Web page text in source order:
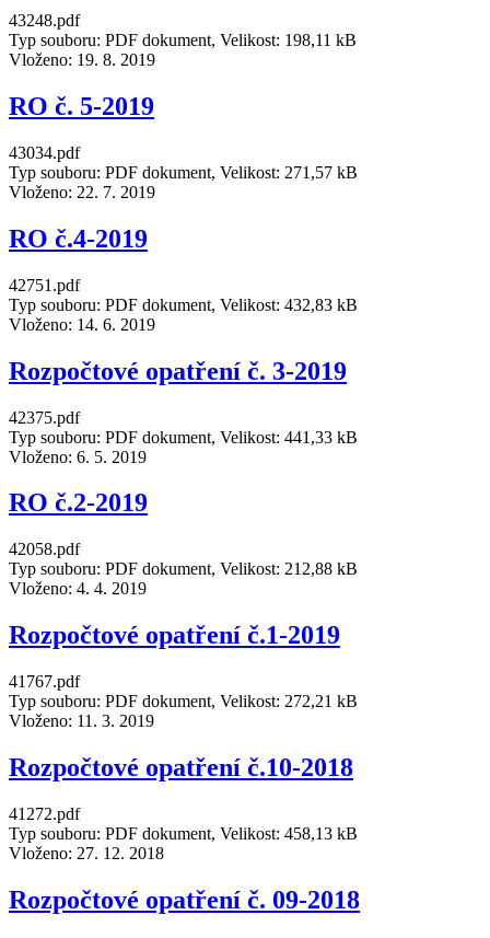
43248.pdf
Typ souboru: PDF dokument, Velikost: 198,11 kB
Vloženo: 19. 8. 2019
RO č. 5-2019
43034.pdf
Typ souboru: PDF dokument, Velikost: 271,57 kB
Vloženo: 22. 7. 2019
RO č.4-2019
42751.pdf
Typ souboru: PDF dokument, Velikost: 432,83 kB
Vloženo: 14. 6. 2019
Rozpočtové opatření č. 3-2019
42375.pdf
Typ souboru: PDF dokument, Velikost: 441,33 kB
Vloženo: 6. 5. 2019
RO č.2-2019
42058.pdf
Typ souboru: PDF dokument, Velikost: 212,88 kB
Vloženo: 4. 4. 2019
Rozpočtové opatření č.1-2019
41767.pdf
Typ souboru: PDF dokument, Velikost: 272,21 kB
Vloženo: 11. 3. 2019
Rozpočtové opatření č.10-2018
41272.pdf
Typ souboru: PDF dokument, Velikost: 458,13 kB
Vloženo: 27. 12. 2018
Rozpočtové opatření č. 09-2018